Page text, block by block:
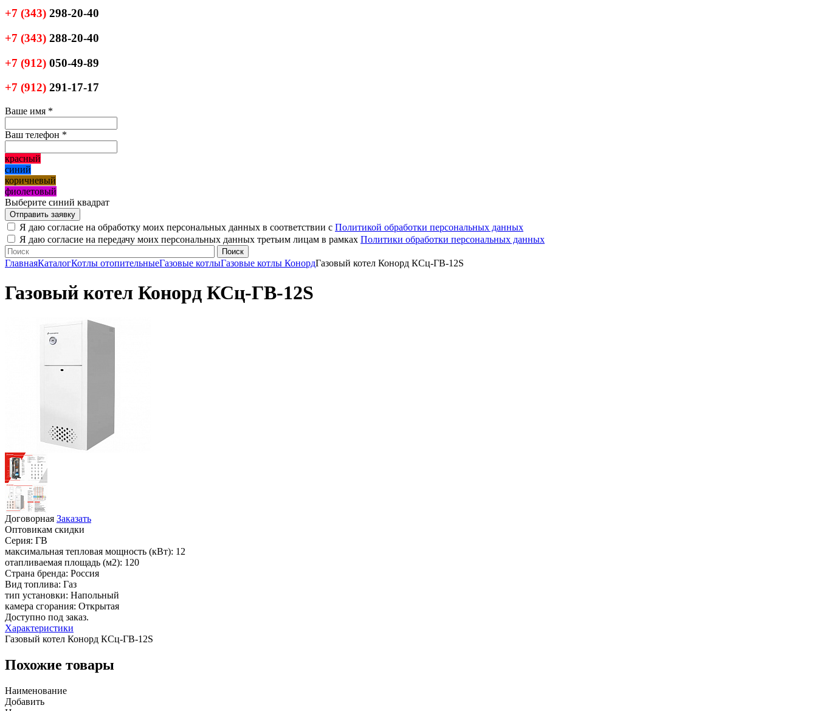
+7 (343) 298-20-40
+7 (343) 288-20-40
+7 (912) 050-49-89
+7 (912) 291-17-17
Ваше имя *
Ваш телефон *
красный
синий
коричневый
фиолетовый
Выберите синий квадрат
Я даю согласие на обработку моих персональных данных в соответствии с Политикой обработки персональных данных
Я даю согласие на передачу моих персональных данных третьим лицам в рамках Политики обработки персональных данных
ГлавнаяКаталогКотлы отопительныеГазовые котлыГазовые котлы КонордГазовый котел Конорд КСц-ГВ-12S
Газовый котел Конорд КСц-ГВ-12S
Договорная Заказать
Оптовикам скидки
Серия: ГВ
максимальная тепловая мощность (кВт): 12
отапливаемая площадь (м2): 120
Страна бренда: Россия
Вид топлива: Газ
тип установки: Напольный
камера сгорания: Открытая
Доступно под заказ.
Характеристики
Газовый котел Конорд КСц-ГВ-12S
Похожие товары
Наименование
Добавить